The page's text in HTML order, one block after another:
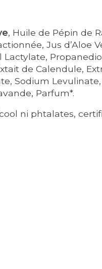
, Huile de Pépin de
Jus d’Aloe
Lactylate,
de Calendule,
Sodium
Parfum*.
ni phtalates,